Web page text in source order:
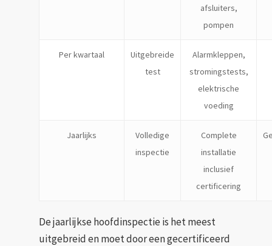
afsluiters,
pompen
Per kwartaal
Uitgebreide
test
Alarmkleppen,
stromingstests,
elektrische
voeding
Jaarlijks
Volledige
inspectie
Complete
installatie
inclusief
certificering
De jaarlijkse hoofdinspectie is het meest
uitgebreid en moet door een gecertificeerd